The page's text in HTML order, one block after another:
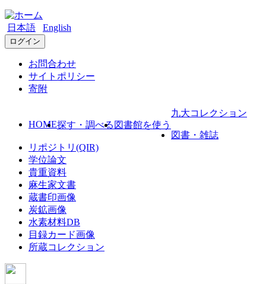
日本語 English
ログイン
お問合わせ
サイトポリシー
寄附
HOME探す・調べる 図書館を使う
九大コレクション
図書・雑誌
リポジトリ(QIR)
学位論文
貴重資料
麻生家文書
蔵書印画像
炭鉱画像
水素材料DB
目録カード画像
所蔵コレクション